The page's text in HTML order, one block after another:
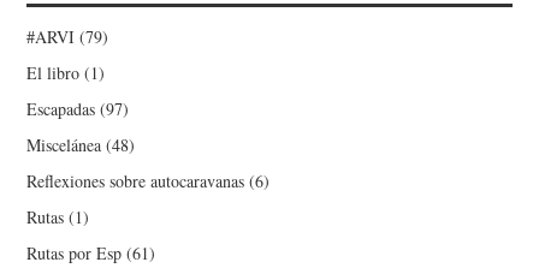
#ARVI (79)
El libro (1)
Escapadas (97)
Miscelánea (48)
Reflexiones sobre autocaravanas (6)
Rutas (1)
Rutas por Esp (61)